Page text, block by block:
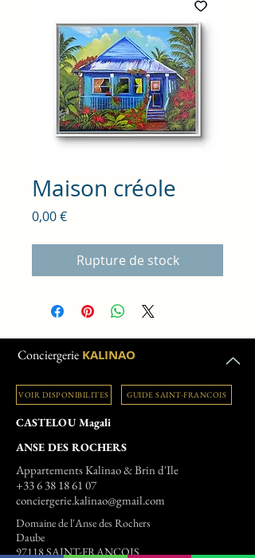
Maison créole
0,00 €Prix
Rupture de stock
Conciergerie KALINAO
VOIR DISPONIBILITES GUIDE SAINT-FRANCOIS
CASTELOU Magali
ANSE DES ROCHERS
Appartements Kalinao & Brin d'Ile
+33 6 38 18 61 07
conciergerie.kalinao@gmail.com
Domaine de l'Anse des Rochers
Daube
97118 SAINT-FRANCOIS